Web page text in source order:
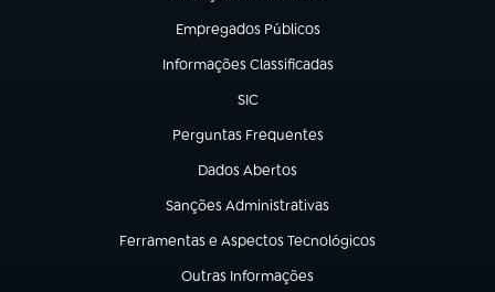
Empregados Públicos
(abre em nova aba)
Informações Classificadas
(abre em nova aba)
SIC
(abre em nova aba)
Perguntas Frequentes
(abre em nova aba)
Dados Abertos
(abre em nova aba)
Sanções Administrativas
(abre em nova aba)
Ferramentas e Aspectos Tecnológicos
(abre em nova aba)
Outras Informações
(abre em nova aba)